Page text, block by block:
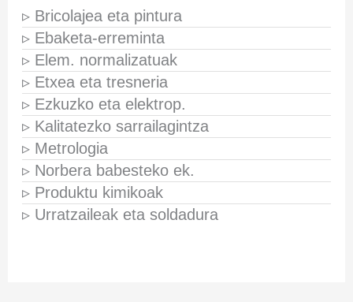
▹ Bricolajea eta pintura
▹ Ebaketa-erreminta
▹ Elem. normalizatuak
▹ Etxea eta tresneria
▹ Ezkuzko eta elektrop.
▹ Kalitatezko sarrailagintza
▹ Metrologia
▹ Norbera babesteko ek.
▹ Produktu kimikoak
▹ Urratzaileak eta soldadura